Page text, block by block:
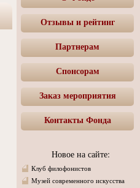
Отзывы и рейтинг
Партнерам
Спонсорам
Заказ мероприятия
Контакты Фонда
Новое на сайте:
Клуб филофонистов
Музей современного искусства